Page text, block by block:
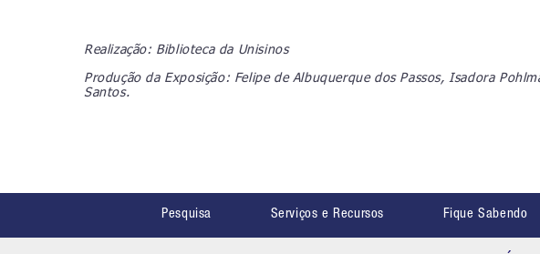
Realização: Biblioteca da Unisinos
Produção da Exposição: Felipe de Albuquerque dos Passos, Isadora
Santos.
Pesquisa Serviços e Recursos Fique Sabendo